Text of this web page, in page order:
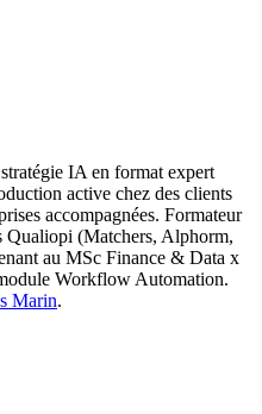
IA en format expert
active chez des clients
accompagnées. Formateur
Qualiopi (Matchers, Alphorm,
au MSc Finance & Data x
Workflow Automation.
Marin.